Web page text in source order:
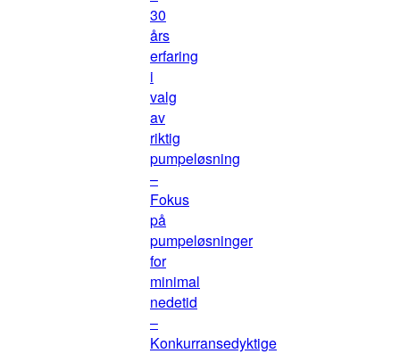
30
års
erfaring
i
valg
av
riktig
pumpeløsning
–
Fokus
på
pumpeløsninger
for
minimal
nedetid
–
Konkurransedyktige